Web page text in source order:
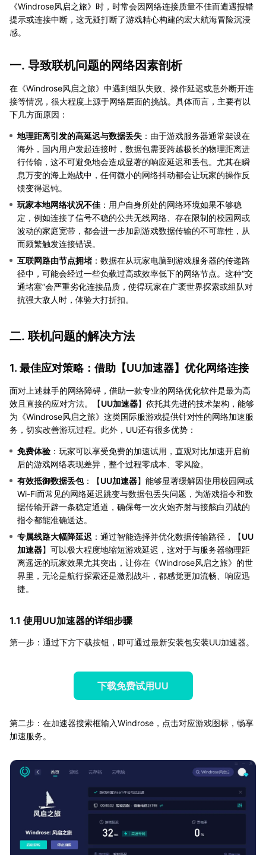
《Windrose风启之旅》时，时常会因网络连接质量不佳而遭遇报错
提示或连接中断，这无疑打断了游戏精心构建的宏大航海冒险沉浸
感。
一. 导致联机问题的网络因素剖析
在《Windrose风启之旅》中遇到组队失败、操作延迟或意外断开连
接等情况，很大程度上源于网络层面的挑战。具体而言，主要有以
下几方面原因：
地理距离引发的高延迟与数据丢失 ：由于游戏服务器通常架设在
海外，国内用户发起连接时，数据包需要跨越极长的物理距离进
行传输，这不可避免地会造成显著的响应延迟和丢包。尤其在瞬
息万变的海上炮战中，任何微小的网络抖动都会让玩家的操作反
馈变得迟钝。
玩家本地网络状况不佳 ：用户自身所处的网络环境如果不够稳
定，例如连接了信号不稳的公共无线网络、存在限制的校园网或
波动的家庭宽带，都会进一步加剧游戏数据传输的不可靠性，从
而频繁触发连接错误。
互联网路由节点拥堵 ：数据在从玩家电脑到游戏服务器的传递路
径中，可能会经过一些负载过高或效率低下的网络节点。这种“交
通堵塞”会严重劣化连接品质，使得玩家在广袤世界探索或组队对
抗强大敌人时，体验大打折扣。
二. 联机问题的解决方法
1. 最佳应对策略：借助【UU加速器】优化网络连接
面对上述棘手的网络障碍，借助一款专业的网络优化软件是最为高
效且直接的应对方法。【UU加速器】依托其先进的技术架构，能够
为《Windrose风启之旅》这类国际服游戏提供针对性的网络加速服
务，切实改善游玩过程。此外，UU还有很多优势：
免费体验 ：玩家可以享受免费的加速试用，直观对比加速开启前
后的游戏网络表现差异，整个过程零成本、零风险。
有效抵御数据丢包：【UU加速器】能够显著缓解因使用校园网或
Wi-Fi而常见的网络延迟跳变与数据包丢失问题，为游戏指令和数
据传输开辟一条稳定通道，确保每一次火炮齐射与接舷白刃战的
指令都能准确送达。
专属线路大幅降延迟 ：通过智能选择并优化数据传输路径，【UU
加速器】可以极大程度地缩短游戏延迟，这对于与服务器物理距
离遥远的玩家效果尤其突出，让你在《Windrose风启之旅》的世
界里，无论是航行探索还是激烈战斗，都感觉更加流畅、响应迅
捷。
1.1 使用UU加速器的详细步骤
第一步：通过下方下载按钮，即可通过最新安装包安装UU加速器。
下载免费试用UU
第二步：在加速器搜索框输入Windrose，点击对应游戏图标，畅享
加速服务。